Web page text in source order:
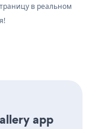
в реальном
app